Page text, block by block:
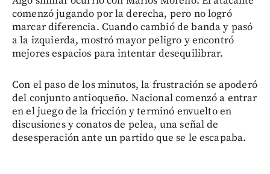
comenzó jugando por la derecha, pero no logró
marcar diferencia. Cuando cambió de banda y pasó
a la izquierda, mostró mayor peligro y encontró
mejores espacios para intentar desequilibrar.
Con el paso de los minutos, la frustración se apoderó
del conjunto antioqueño. Nacional comenzó a entrar
en el juego de la fricción y terminó envuelto en
discusiones y conatos de pelea, una señal de
desesperación ante un partido que se le escapaba.